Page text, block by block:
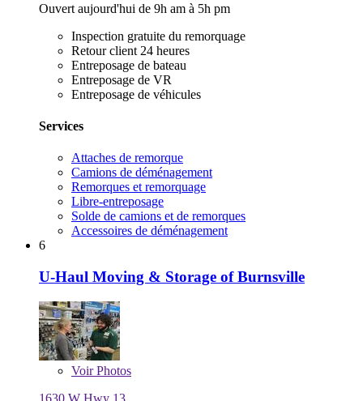
Ouvert aujourd'hui de 9h am à 5h pm
Inspection gratuite du remorquage
Retour client 24 heures
Entreposage de bateau
Entreposage de VR
Entreposage de véhicules
Services
Attaches de remorque
Camions de déménagement
Remorques et remorquage
Libre-entreposage
Solde de camions et de remorques
Accessoires de déménagement
6
U-Haul Moving & Storage of Burnsville
VoirPhotos
1630 W Hwy 13